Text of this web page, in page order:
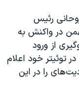
رئیس
اسلامی ایران روز جمعه ۱۱ بهمن در واکنش به
از ورود
توئیتر خود اعلام
را در این